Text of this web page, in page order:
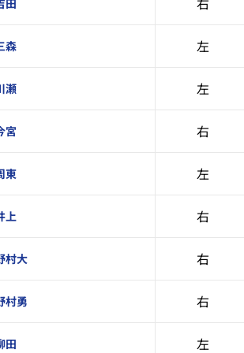
田
森 左
瀬 左
宮 右
東 左
上 右
村大 右
村勇 右
田 左